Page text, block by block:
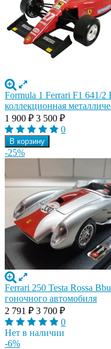
Formula 1 Ferrari F1 641/
коллекционная
1 900 ₽ 3 500 ₽
0
В корзину
-25%
Ferrari 250 Testa Rossa
гоночного автомобиля
2 791 ₽ 3 700 ₽
0
Нет в наличии
-6%